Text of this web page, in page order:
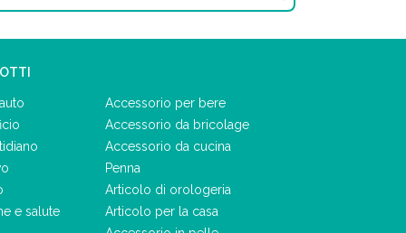
e salute
Accessorio per bere
Accessorio da bricolage
Accessorio da cucina
Penna
Articolo di orologeria
Articolo per la casa